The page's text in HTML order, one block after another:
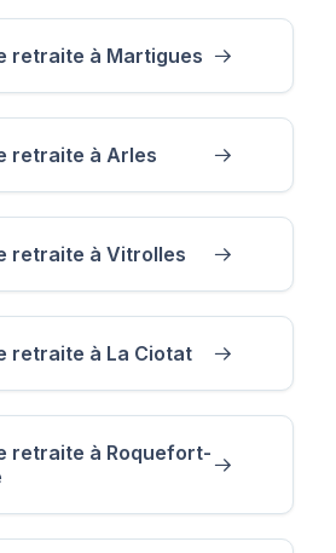
retraite à Martigues
retraite à Arles
retraite à Vitrolles
retraite à La Ciotat
retraite à Roquefort-